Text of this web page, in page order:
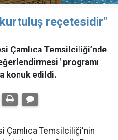
reçetesidir"
Çamlıca Temsilciliği’nde
programı
konuk edildi.
Çamlıca Temsilciliği'nin